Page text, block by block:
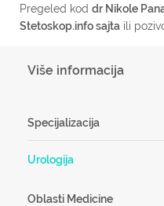
Pregeled kod dr Nikole
Stetoskop.info sajta ili
Više informacija
Specijalizacija
Urologija
Oblasti Medicine